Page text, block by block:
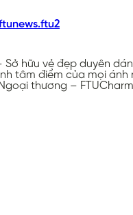
Sở hữu vẻ đẹp duyên
tâm điểm của mọi ánh
thương –